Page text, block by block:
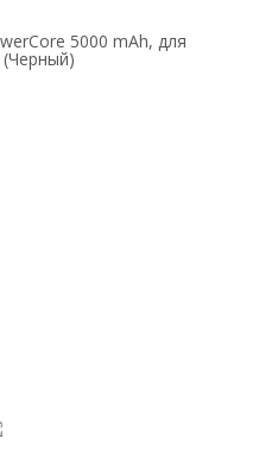
5000 mAh, для
(Черный)